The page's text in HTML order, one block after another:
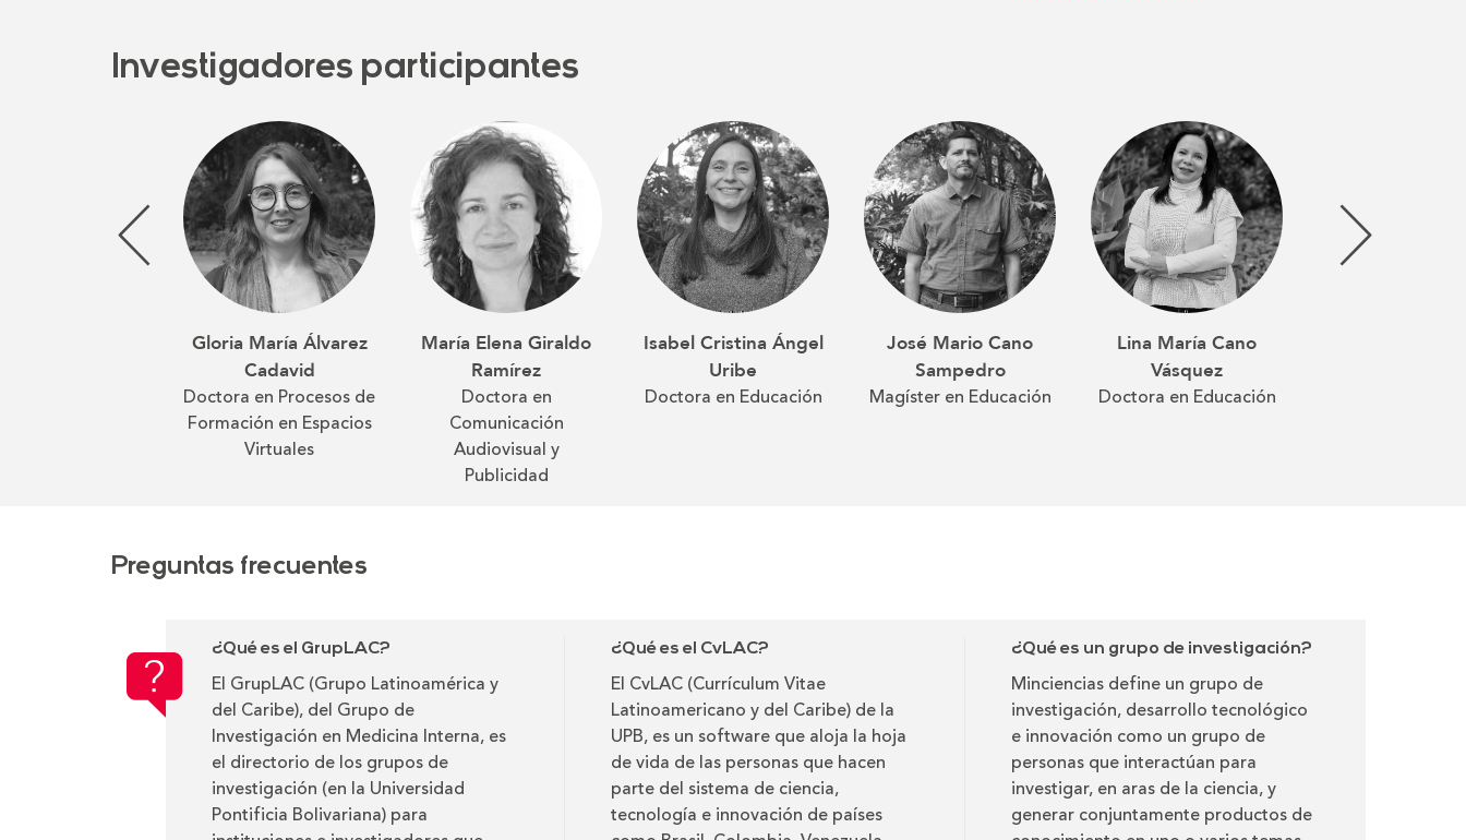
Investigadores participantes
Gloria María Álvarez
Cadavid
Doctora en Procesos de
Formación en Espacios
Virtuales
María Elena Giraldo
Ramírez
Doctora en
Comunicación
Audiovisual y
Publicidad
Isabel Cristina Ángel
Uribe
Doctora en Educación
José Mario Cano
Sampedro
Magíster en Educación
Lina María Cano
Vásquez
Doctora en Educación
Preguntas frecuentes
¿Qué es el GrupLAC?
El GrupLAC (Grupo Latinoamérica y
del Caribe), del Grupo de
Investigación en Medicina Interna, es
el directorio de los grupos de
investigación (en la Universidad
Pontificia Bolivariana) para
¿Qué es el CvLAC?
El CvLAC (Currículum Vitae
Latinoamericano y del Caribe) de la
UPB, es un software que aloja la hoja
de vida de las personas que hacen
parte del sistema de ciencia,
tecnología e innovación de países
¿Qué es un grupo de investigación?
Minciencias define un grupo de
investigación, desarrollo tecnológico
e innovación como un grupo de
personas que interactúan para
investigar, en aras de la ciencia, y
generar conjuntamente productos de